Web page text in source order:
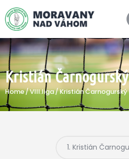
Kristián Čarnogurský
Home VIII.liga Kristián Čarnogurský
SPRÁVY
KLUB